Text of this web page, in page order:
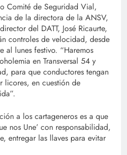
Comité de Seguridad Vial,
de la directora de la ANSV,
del DATT, José Ricaurte,
controles de velocidad, desde
al lunes festivo. “Haremos
en Transversal 54 y
para que conductores tengan
licores, en cuestión de
a los cartageneros es a que
nos Une’ con responsabilidad,
entregar las llaves para evitar